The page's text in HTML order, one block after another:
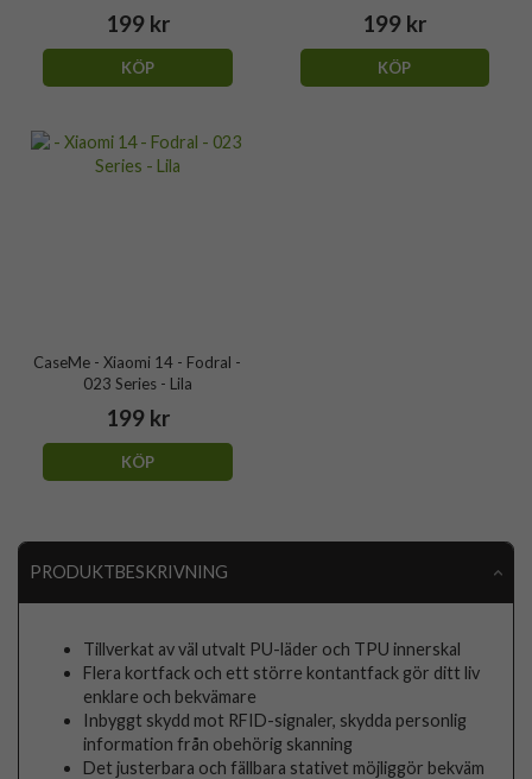
199 kr
KÖP
199 kr
KÖP
CaseMe - Xiaomi 14 - Fodral -
023 Series - Lila
199 kr
KÖP
PRODUKTBESKRIVNING
Tillverkat av väl utvalt PU-läder och TPU innerskal
Flera kortfack och ett större kontantfack gör ditt liv
enklare och bekvämare
Inbyggt skydd mot RFID-signaler, skydda personlig
information från obehörig skanning
Det justerbara och fällbara stativet möjliggör bekväm